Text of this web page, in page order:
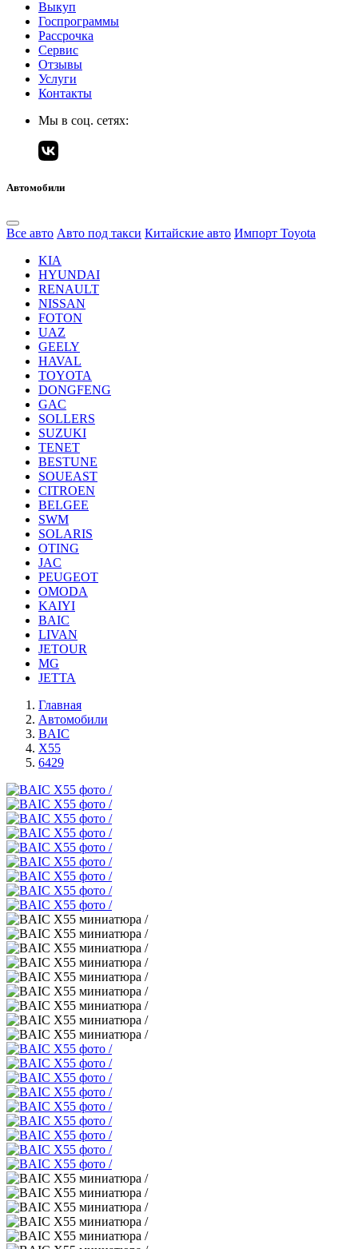
Выкуп
Госпрограммы
Рассрочка
Сервис
Отзывы
Услуги
Контакты
Мы в соц. сетях:
Автомобили
Все авто Авто под такси Китайские авто Импорт Toyota
KIA
HYUNDAI
RENAULT
NISSAN
FOTON
UAZ
GEELY
HAVAL
TOYOTA
DONGFENG
GAC
SOLLERS
SUZUKI
TENET
BESTUNE
SOUEAST
CITROEN
BELGEE
SWM
SOLARIS
OTING
JAC
PEUGEOT
OMODA
KAIYI
BAIC
LIVAN
JETOUR
MG
JETTA
Главная
Автомобили
BAIC
X55
6429